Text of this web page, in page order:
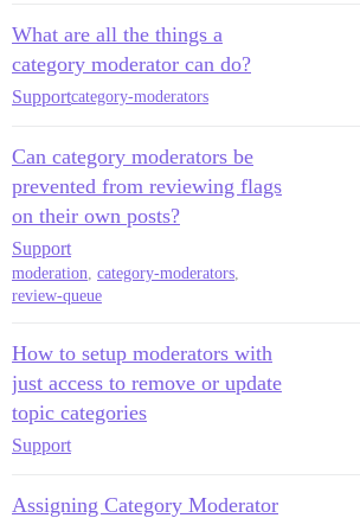
What are all the things a
category moderator can do?
Supportcategory-moderators
Can category moderators be
prevented from reviewing flags
on their own posts?
Support
moderation category-moderators
review-queue
How to setup moderators with
just access to remove or update
topic categories
Support
Assigning Category Moderator